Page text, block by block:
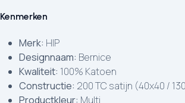
Kenmerken
Merk: HIP
Designnaam: Bernice
Kwaliteit: 100% Katoen
Constructie: 200 TC satijn (40x40 /
Productkleur: Multi